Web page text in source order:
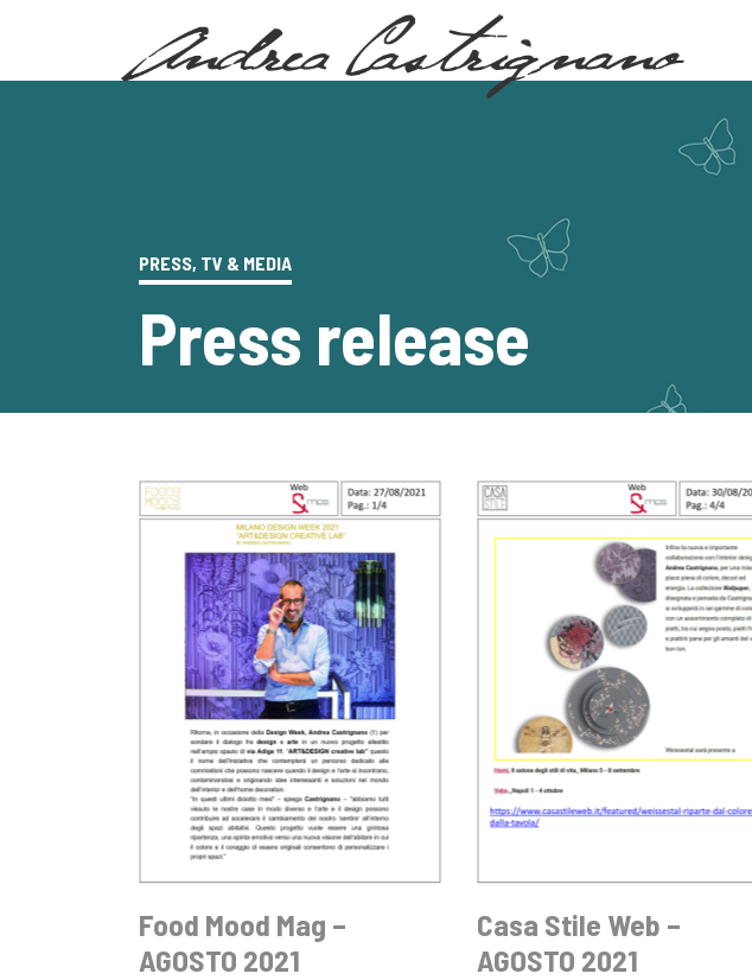
PRESS, TV & MEDIA
Press release
Food Mood Mag –
AGOSTO 2021
Casa Stile Web –
AGOSTO 2021